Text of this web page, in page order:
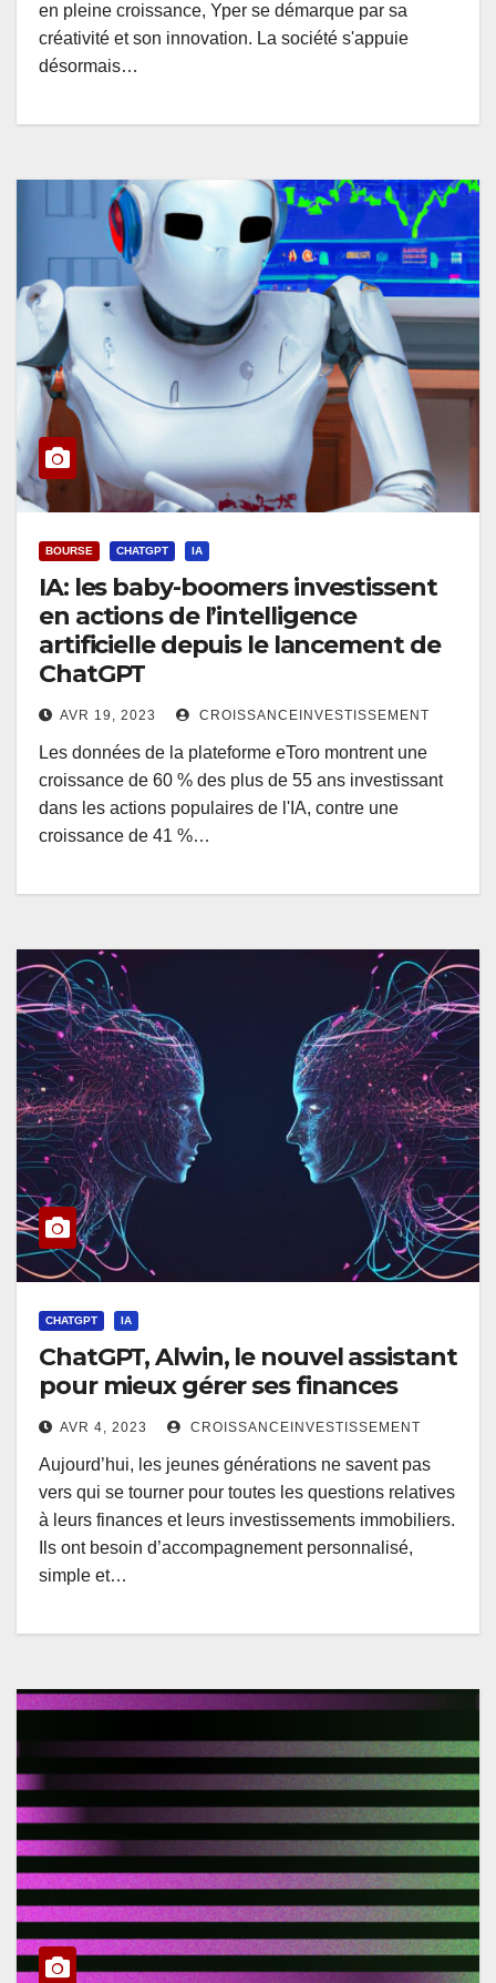
en pleine croissance, Yper se démarque par sa
créativité et son innovation. La société s'appuie
désormais…
BOURSE CHATGPT IA
IA: les baby-boomers investissent
en actions de l’intelligence
artificielle depuis le lancement de
ChatGPT
AVR 19, 2023 CROISSANCEINVESTISSEMENT
Les données de la plateforme eToro montrent une
croissance de 60 % des plus de 55 ans investissant
dans les actions populaires de l'IA, contre une
croissance de 41 %…
CHATGPT IA
ChatGPT, Alwin, le nouvel assistant
pour mieux gérer ses finances
AVR 4, 2023 CROISSANCEINVESTISSEMENT
Aujourd’hui, les jeunes générations ne savent pas
vers qui se tourner pour toutes les questions relatives
à leurs finances et leurs investissements immobiliers.
Ils ont besoin d’accompagnement personnalisé,
simple et…